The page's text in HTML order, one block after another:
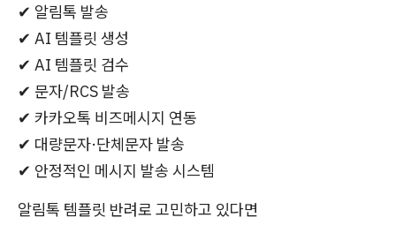
✔ 알림톡 발송
✔ AI 템플릿 생성
✔ AI 템플릿 검수
✔ 문자/RCS 발송
✔ 카카오톡 비즈메시지 연동
✔ 대량문자·단체문자 발송
✔ 안정적인 메시지 발송 시스템
알림톡 템플릿 반려로 고민하고 있다면